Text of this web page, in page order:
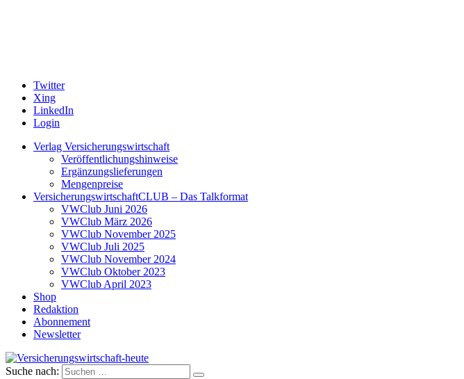
Twitter
Xing
LinkedIn
Login
Verlag Versicherungswirtschaft
Veröffentlichungshinweise
Ergänzungslieferungen
Mengenpreise
VersicherungswirtschaftCLUB – Das Talkformat
VWClub Juni 2026
VWClub März 2026
VWClub November 2025
VWClub Juli 2025
VWClub November 2024
VWClub Oktober 2023
VWClub April 2023
Shop
Redaktion
Abonnement
Newsletter
Suche nach: